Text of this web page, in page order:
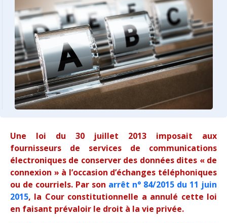
Une loi du 30 juillet 2013 imposait aux
fournisseurs de services de communications
électroniques de conserver des données dites « de
connexion » à l’occasion d’échanges téléphoniques
ou de courriels. Par son arrêt n° 84/2015 du 11 juin
2015, la Cour constitutionnelle a annulé cette loi
en faisant prévaloir le droit à la vie privée.